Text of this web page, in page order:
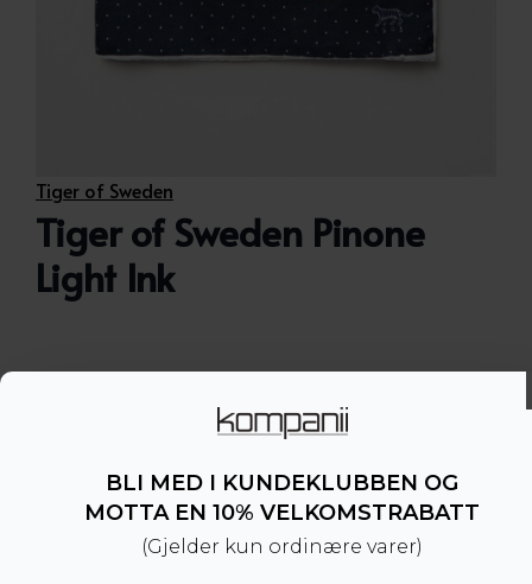
Tiger of Sweden
Tiger of Sweden Pinone
Light Ink
Lommetørkle med print fra Tiger of Sweden i silke.
Liten Tiger of Sweden-logo på hjørnet.
– Størrelse: 33 x 33 cm
– 100% silke
Dette produktet er for tiden utsolgt og
BLI MED I KUNDEKLUBBEN OG
MOTTA EN 10% VELKOMSTRABATT
(Gjelder kun ordinære varer)